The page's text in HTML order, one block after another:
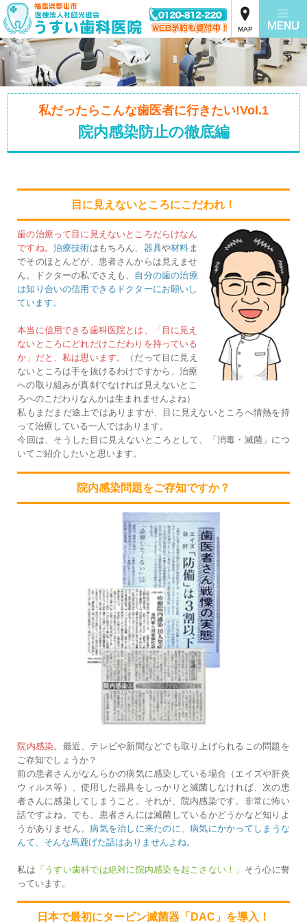
MAP
私だったらこんな歯医者に行きたい!Vol.1
院内感染防止の徹底編
目に見えないところにこだわれ！
歯の治療って目に見えないところだらけなん
ですね。 治療技術はもちろん、 器具や材料 ま
でそのほとんどが、患者さんからは見えませ
ん。ドクターの私でさえも、 自分の歯の治療
は知り合いの信用できるドクターにお願いし
ています。
本当に信用できる歯科医院とは、「目に見え
ないところにどれだけこだわりを持っている
か」だと、私は思います。
（だって目に見え
ないところは手を抜けるわけですから、治療
への取り組みが真剣でなければ見えないとこ
ろへのこだわりなんかは生まれませんよね）
私もまだまだ途上ではありますが、目に見えないところへ情熱を持
って治療している一人ではあります。
今回は、そうした目に見えないところとして、「消毒・滅菌」につ
いてご紹介したいと思います。
院内感染問題をご存知ですか？
院内感染。 最近、テレビや新聞などでも取り上げられるこの問題を
ご存知でしょうか？
前の患者さんがなんらかの病気に感染している場合（エイズや肝炎
ウィルス等）、使用した器具をしっかりと滅菌しなければ、次の患
者さんに感染してしまうこと。それが、院内感染です。非常に怖い
話ですよね。でも、患者さんには滅菌しているかどうかなど知りよ
うがありません。病気を治しに来たのに、病気にかかってしまうな
んて、そんな馬鹿げた話はありませんよね。
私は 「うすい歯科では絶対に院内感染を起こさない！」 そう心に誓
っています。
日本で最初にタービン滅菌器「DAC」を導入！